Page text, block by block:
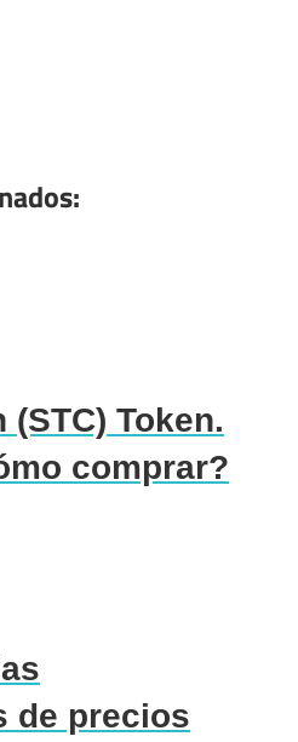
Token.
comprar?
de precios